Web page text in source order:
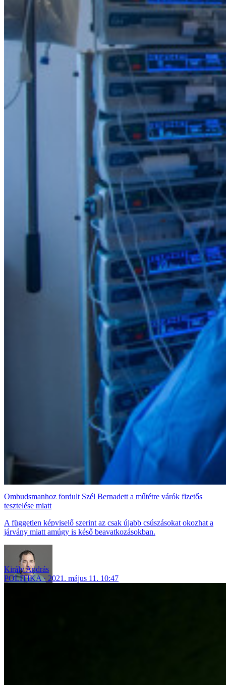
Ombudsmanhoz fordult Szél Bernadett a műtétre várók fizetős
tesztelése miatt
A független képviselő szerint az csak újabb csúszásokat okozhat a
járvány miatt amúgy is késő beavatkozásokban.
Király András
POLITIKA
2021. május 11. 10:47